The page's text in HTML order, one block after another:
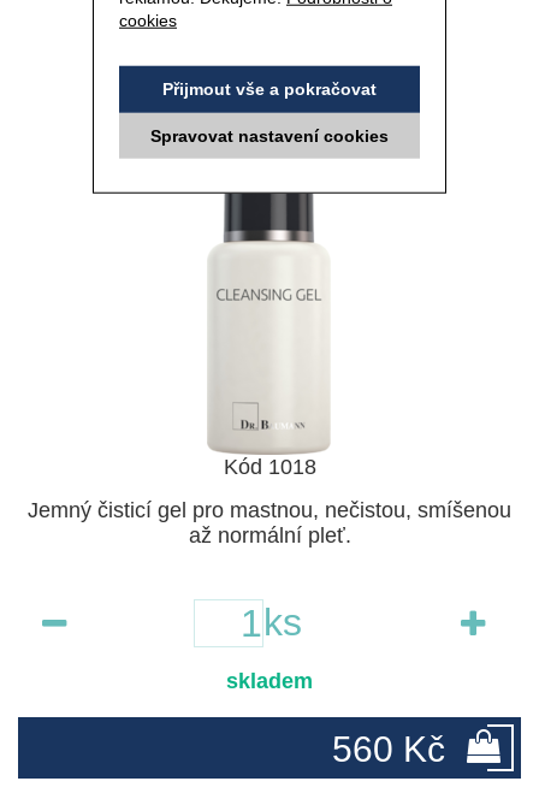
ČISTICÍ GEL - 200 ml
Kód 1018
Jemný čisticí gel pro mastnou, nečistou, smíšenou
až normální pleť.
ks
skladem
560 Kč
cookies
Spravovat nastavení cookies
Přijmout vše a pokračovat